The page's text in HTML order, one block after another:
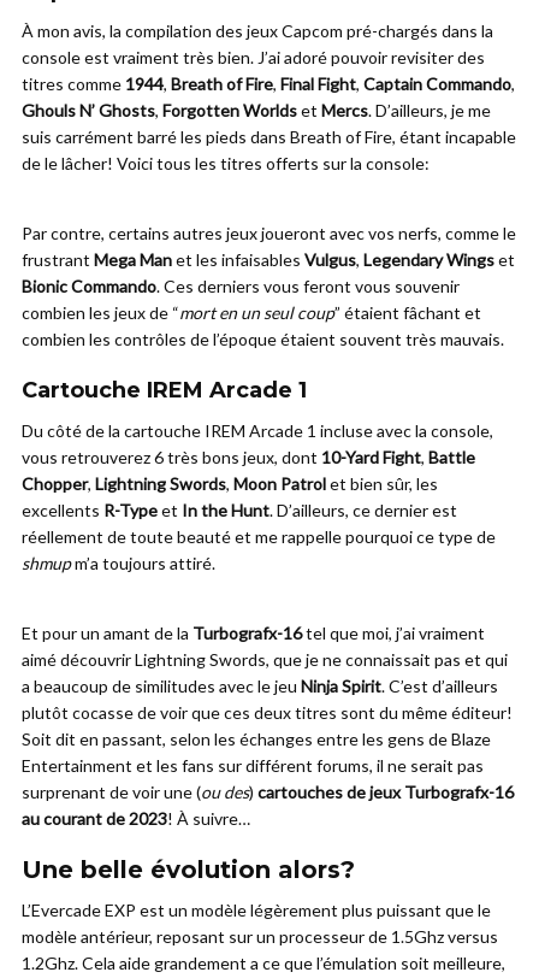
À mon avis, la compilation des jeux Capcom pré-chargés dans la
console est vraiment très bien. J’ai adoré pouvoir revisiter des
titres comme 1944, Breath of Fire, Final Fight, Captain Commando,
Ghouls N’ Ghosts, Forgotten Worldset Mercs. D’ailleurs, je me
suis carrément barré les pieds dans Breath of Fire, étant incapable
de le lâcher! Voici tous les titres offerts sur la console:
Par contre, certains autres jeux joueront avec vos nerfs, comme le
frustrant Mega Manet les infaisables Vulgus, Legendary Wingset
Bionic Commando. Ces derniers vous feront vous souvenir
combien les jeux de “mort en un seul coup” étaient fâchant et
combien les contrôles de l’époque étaient souvent très mauvais.
Cartouche IREM Arcade 1
Du côté de la cartouche IREM Arcade 1 incluse avec la console,
vous retrouverez 6 très bons jeux, dont 10-Yard Fight, Battle
Chopper, Lightning Swords, Moon Patrolet bien sûr, les
excellents R-Typeet In the Hunt. D’ailleurs, ce dernier est
réellement de toute beauté et me rappelle pourquoi ce type de
shmupm’a toujours attiré.
Et pour un amant de la Turbografx-16tel que moi, j’ai vraiment
aimé découvrir Lightning Swords, que je ne connaissait pas et qui
a beaucoup de similitudes avec le jeu Ninja Spirit. C’est d’ailleurs
plutôt cocasse de voir que ces deux titres sont du même éditeur!
Soit dit en passant, selon les échanges entre les gens de Blaze
Entertainment et les fans sur différent forums, il ne serait pas
surprenant de voir une (ou des) cartouches de jeux Turbografx-16
au courant de 2023! À suivre…
Une belle évolution alors?
L’Evercade EXP est un modèle légèrement plus puissant que le
modèle antérieur, reposant sur un processeur de 1.5Ghz versus
1.2Ghz. Cela aide grandement a ce que l’émulation soit meilleure,